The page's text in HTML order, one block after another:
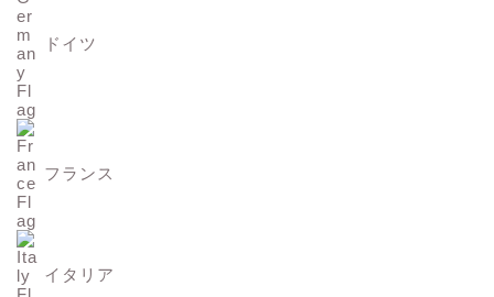
ドイツ
フランス
イタリア